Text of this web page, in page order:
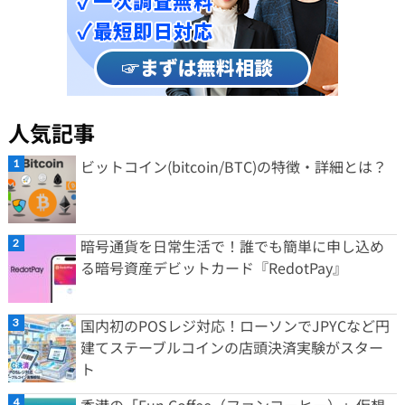
人気記事
ビットコイン(bitcoin/BTC)の特徴・詳細とは？
暗号通貨を日常生活で！誰でも簡単に申し込め
る暗号資産デビットカード『RedotPay』
国内初のPOSレジ対応！ローソンでJPYCなど円
建てステーブルコインの店頭決済実験がスター
ト